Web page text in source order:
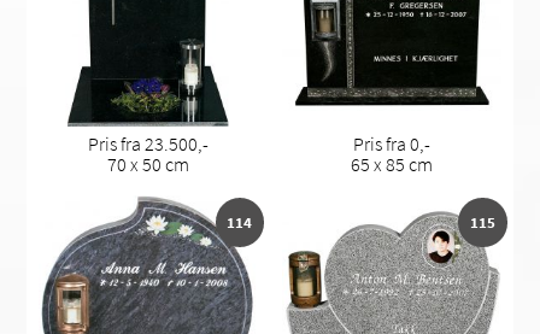
Pris fra 23.500,-
70 x 50 cm
Pris fra 0,-
65 x 85 cm
114 115